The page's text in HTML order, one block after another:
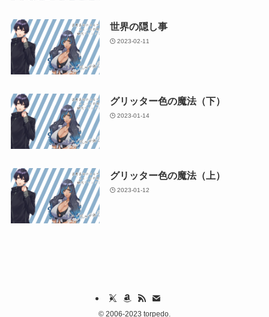
世界の隠し事
2023-02-11
グリッター色の魔法（下）
2023-01-14
グリッター色の魔法（上）
2023-01-12
© 2006-2023 torpedo.